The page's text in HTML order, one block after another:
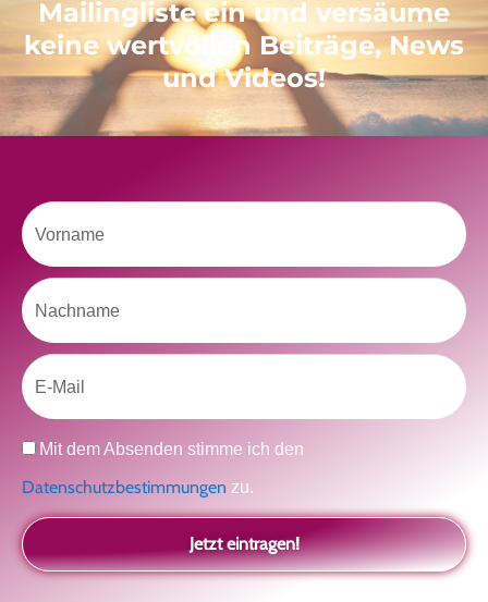
Like uns auf Facebook
Klicke hier, um Marketing-Cookies zu
kolitscher.by.biotic
glückliche Beziehung-The Master KeyAsha und Marie-Luise
Kolitscher
Sisterlove
Mailingliste ein und versäume
keine wertvollen Beiträge, News
und Videos!
Vorname
Nachname
Email
Datenschutz
Mit dem Absenden stimme ich den
Datenschutzbestimmungen zu.
Jetzt eintragen!